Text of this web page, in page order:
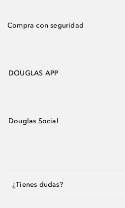
Compra con seguridad
DOUGLAS APP
Douglas Social
¿Tienes dudas?